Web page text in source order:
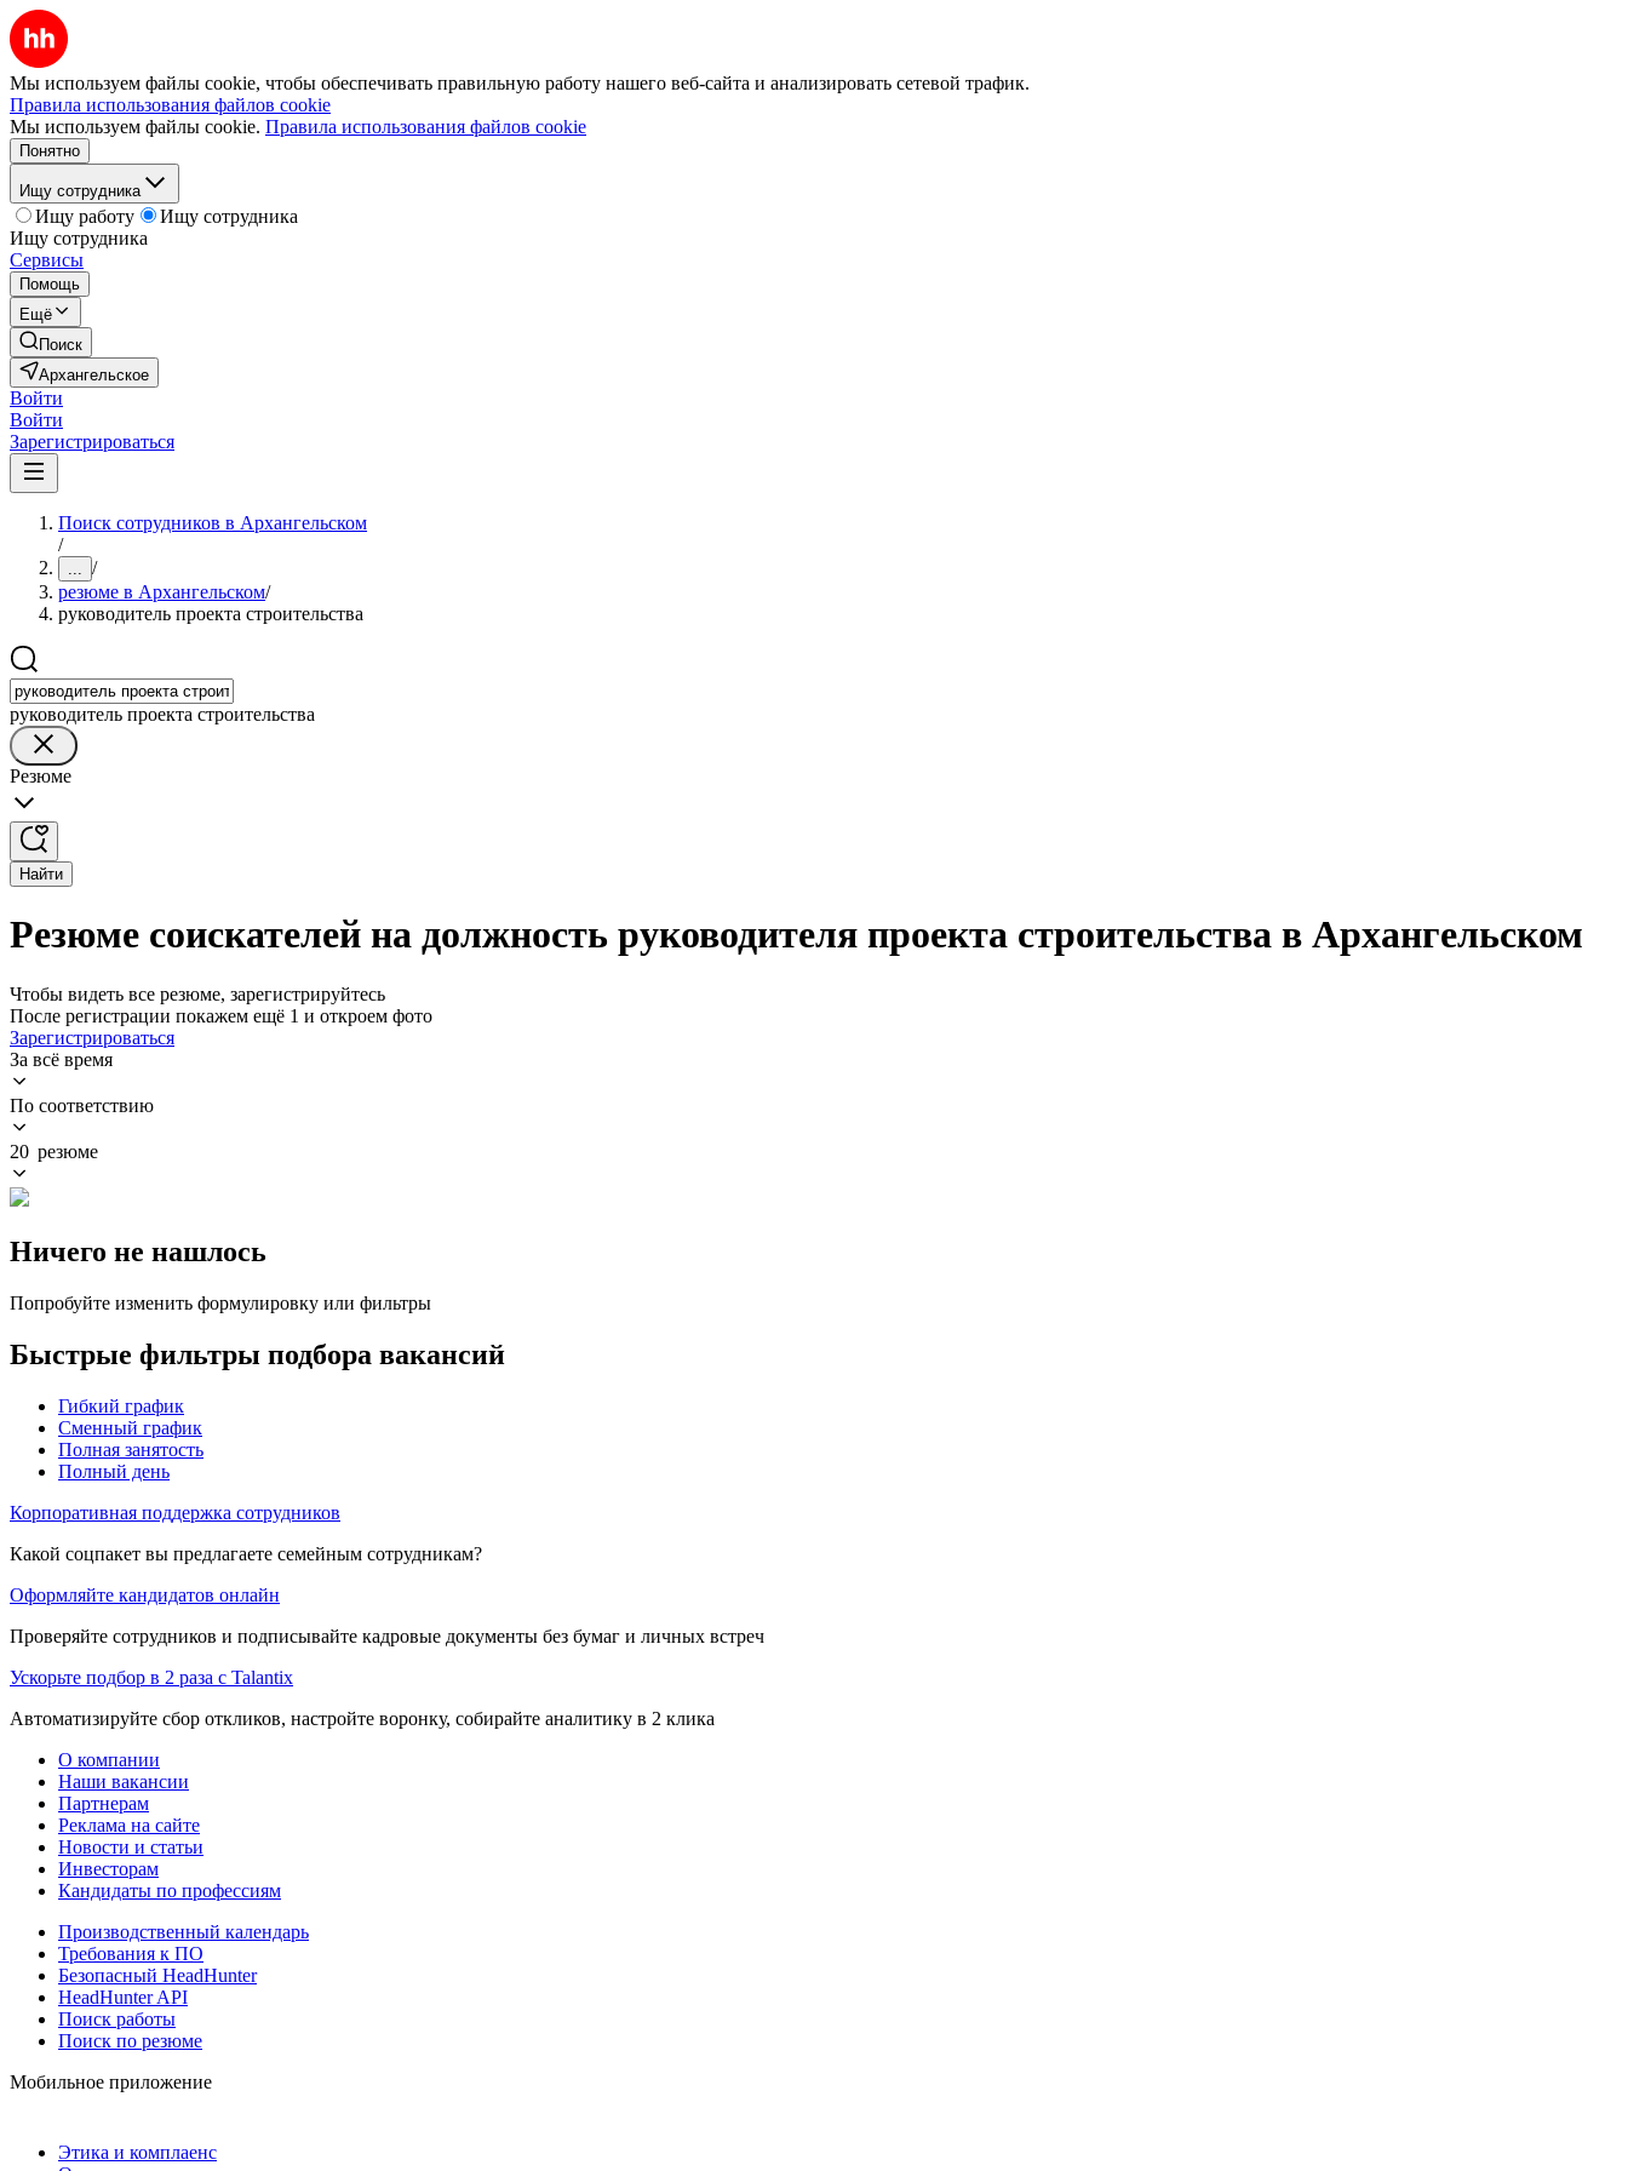
Мы используем файлы cookie, чтобы обеспечивать правильную работу нашего веб-сайта и анализировать сетевой трафик.
Правила использования файлов cookie
Мы используем файлы cookie. Правила использования файлов cookie
Понятно
Ищу сотрудника
Ищу работу
Ищу сотрудника
Ищу сотрудника
Сервисы
Помощь
Ещё
Поиск
Архангельское
Войти
Войти
Зарегистрироваться
Поиск сотрудников в Архангельском
/
... /
резюме в Архангельском/
руководитель проекта строительства
руководитель проекта строительства
Резюме
Найти
Резюме соискателей на должность руководителя проекта строительства в Архангельском
Чтобы видеть все резюме, зарегистрируйтесь
После регистрации покажем ещё 1 и откроем фото
Зарегистрироваться
За всё время
По соответствию
20 резюме
Ничего не нашлось
Попробуйте изменить формулировку или фильтры
Быстрые фильтры подбора вакансий
Гибкий график
Сменный график
Полная занятость
Полный день
Корпоративная поддержка сотрудников
Какой соцпакет вы предлагаете семейным сотрудникам?
Оформляйте кандидатов онлайн
Проверяйте сотрудников и подписывайте кадровые документы без бумаг и личных встреч
Ускорьте подбор в 2 раза с Talantix
Автоматизируйте сбор откликов, настройте воронку, собирайте аналитику в 2 клика
О компании
Наши вакансии
Партнерам
Реклама на сайте
Новости и статьи
Инвесторам
Кандидаты по профессиям
Производственный календарь
Требования к ПО
Безопасный HeadHunter
HeadHunter API
Поиск работы
Поиск по резюме
Мобильное приложение
Этика и комплаенс